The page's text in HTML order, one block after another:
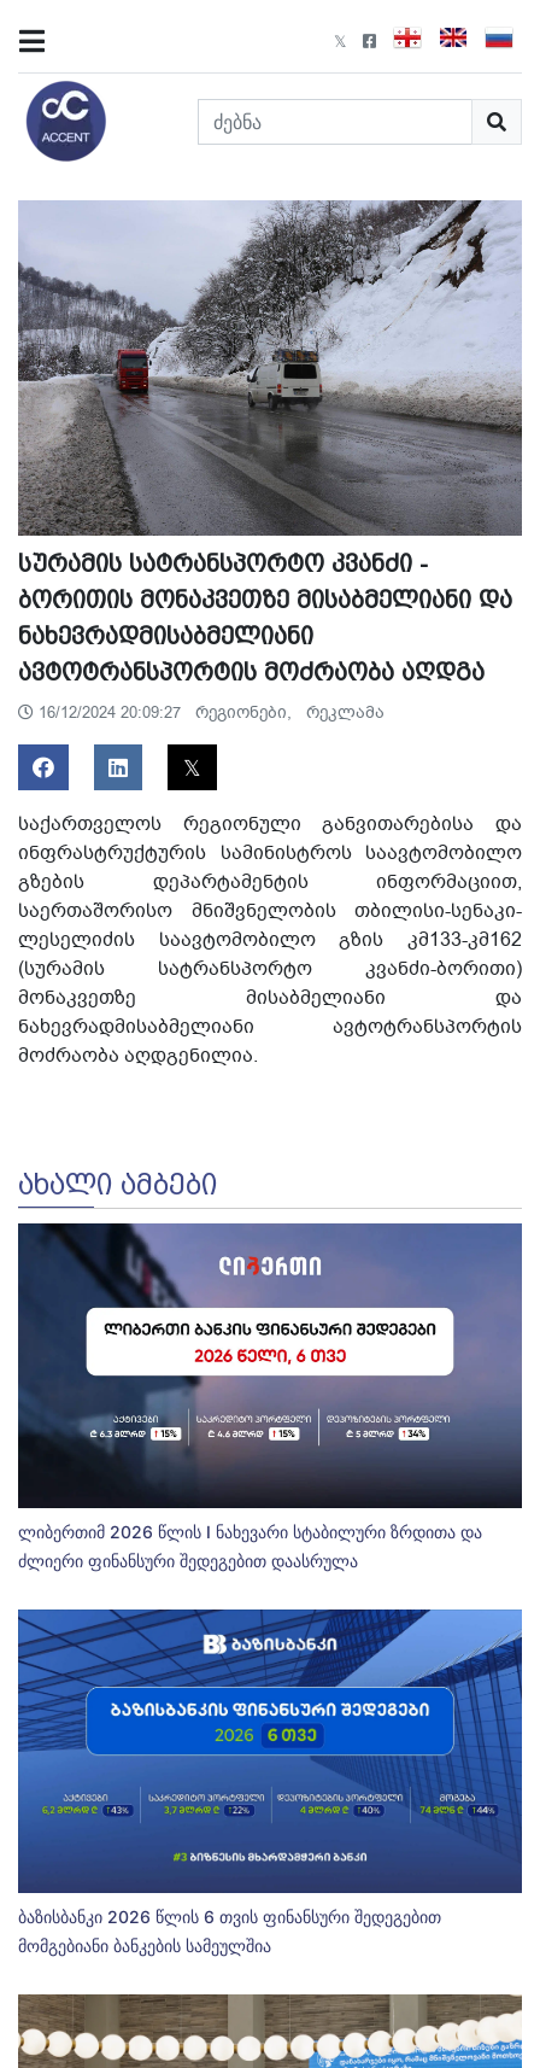
სურამის სატრანსპორტო კვანძი -
ბორითის მონაკვეთზე მისაბმელიანი და
ნახევრადმისაბმელიანი
ავტოტრანსპორტის მოძრაობა აღდგა
16/12/2024 20:09:27 რეგიონები, რეკლამა
საქართველოს რეგიონული განვითარებისა და
ინფრასტრუქტურის სამინისტროს საავტომობილო
გზების დეპარტამენტის ინფორმაციით,
საერთაშორისო მნიშვნელობის თბილისი-სენაკი-
ლესელიძის საავტომობილო გზის კმ133-კმ162
(სურამის სატრანსპორტო კვანძი-ბორითი)
მონაკვეთზე მისაბმელიანი და
ნახევრადმისაბმელიანი ავტოტრანსპორტის
მოძრაობა აღდგენილია.
ᲐᲮᲐᲚᲘ ᲐᲛᲑᲔᲑᲘ
ლიბერთიმ 2026 წლის I ნახევარი სტაბილური ზრდითა და
ძლიერი ფინანსური შედეგებით დაასრულა
ბაზისბანკი 2026 წლის 6 თვის ფინანსური შედეგებით
მომგებიანი ბანკების სამეულშია